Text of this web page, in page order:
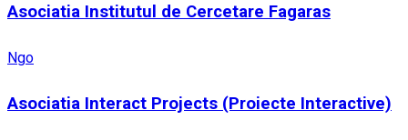
Asociatia Institutul de Cercetare Fagaras
Ngo
Asociatia Interact Projects (Proiecte Interactive)